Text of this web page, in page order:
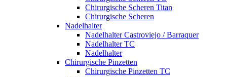
Chirurgische Scheren Titan
Chirurgische Scheren
Nadelhalter
Nadelhalter Castroviejo / Barraquer
Nadelhalter TC
Nadelhalter
Chirurgische Pinzetten
Chirurgische Pinzetten TC